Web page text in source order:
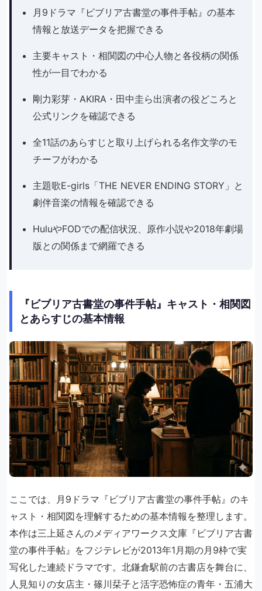
月9ドラマ『ビブリア古書堂の事件手帖』の基本
情報と放送データを把握できる
主要キャスト・相関図の中心人物と各役柄の関係
性が一目でわかる
剛力彩芽・AKIRA・田中圭ら出演者の役どころと
公式リンクを確認できる
全11話のあらすじと取り上げられる名作文学のモ
チーフがわかる
主題歌E-girls「THE NEVER ENDING STORY」と
劇伴音楽の情報を確認できる
HuluやFODでの配信状況、原作小説や2018年劇場
版との関係まで網羅できる
『ビブリア古書堂の事件手帖』キャスト・相関図
とあらすじの基本情報
ここでは、月9ドラマ『ビブリア古書堂の事件手帖』のキ
ャスト・相関図を理解するための基本情報を整理します。
本作は三上延さんのメディアワークス文庫『ビブリア古書
堂の事件手帖』をフジテレビが2013年1月期の月9枠で実
写化した連続ドラマです。北鎌倉駅前の古書店を舞台に、
人見知りの女店主・篠川栞子と活字恐怖症の青年・五浦大